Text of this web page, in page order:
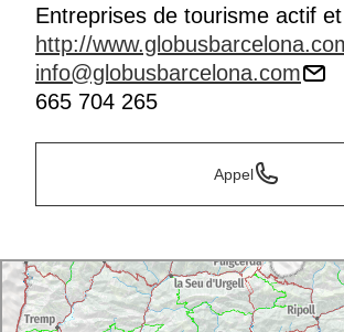
Entreprises de tourisme actif
http://
info@globusbarcelona.com
665 704 265
Appel